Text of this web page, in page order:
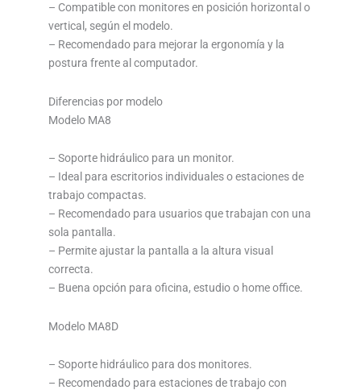
– Compatible con monitores en posición horizontal o
vertical, según el modelo.
– Recomendado para mejorar la ergonomía y la
postura frente al computador.
Diferencias por modelo
Modelo MA8
– Soporte hidráulico para un monitor.
– Ideal para escritorios individuales o estaciones de
trabajo compactas.
– Recomendado para usuarios que trabajan con una
sola pantalla.
– Permite ajustar la pantalla a la altura visual
correcta.
– Buena opción para oficina, estudio o home office.
Modelo MA8D
– Soporte hidráulico para dos monitores.
– Recomendado para estaciones de trabajo con